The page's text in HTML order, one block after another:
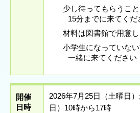
少し待ってもらうこ
15分までに来てくだ
材料は図書館で用意
小学生になっていな
一緒に来てください
開催
日時
2026年7月25日（土曜日
日）10時から17時